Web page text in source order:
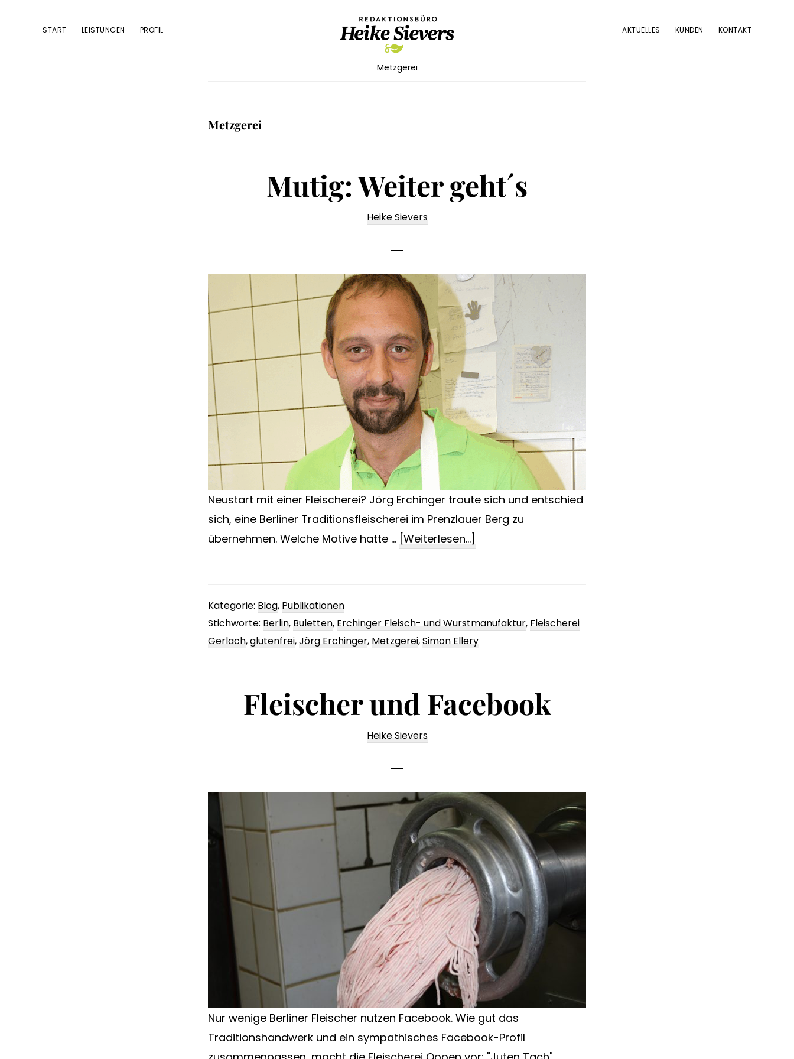
Hauptnavigation
START LEISTUNGEN PROFIL
Redaktionsbüro
Heike
Texterin
AKTUELLES KUNDEN KONTAKT
Metzgerei
Metzgerei
Mutig: Weiter geht´s
Heike Sievers
Neustart mit einer Fleischerei? Jörg Erchinger traute sich und entschied
sich, eine Berliner Traditionsfleischerei im Prenzlauer Berg zu
übernehmen. Welche Motive hatte … [Weiterlesen...]
Kategorie: Blog, Publikationen
Stichworte: Berlin, Buletten, Erchinger Fleisch- und Wurstmanufaktur, Fleischerei
Gerlach,glutenfrei,Jörg Erchinger, Metzgerei,Simon Ellery
Fleischer und Facebook
Heike Sievers
Nur wenige Berliner Fleischer nutzen Facebook. Wie gut das
Traditionshandwerk und ein sympathisches Facebook-Profil